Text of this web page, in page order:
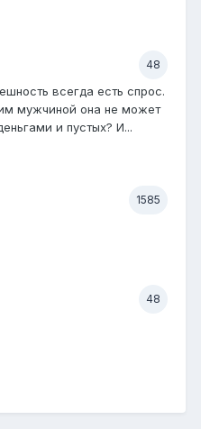
48
всегда есть спрос.
мужчиной она не может
и пустых? И...
1585
48